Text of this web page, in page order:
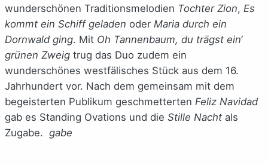
wunderschönen Traditionsmelodien Tochter Zion, Es
kommt ein Schiff geladen oder Maria durch ein
Dornwald ging. Mit Oh Tannenbaum, du trägst ein‘
grünen Zweig trug das Duo zudem ein
wunderschönes westfälisches Stück aus dem 16.
Jahrhundert vor. Nach dem gemeinsam mit dem
begeisterten Publikum geschmetterten Feliz Navidad
gab es Standing Ovations und die Stille Nacht als
Zugabe. gabe